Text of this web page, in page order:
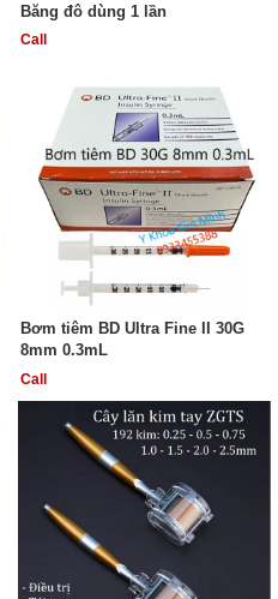
Băng đô dùng 1 lần
Call
Bơm tiêm BD Ultra Fine II 30G
8mm 0.3mL
Call